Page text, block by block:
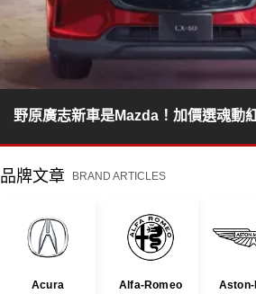
野原廣志新車是Mazda！加價選魂動
品牌文章 BRAND ARTICLES
Acura Alfa-Romeo